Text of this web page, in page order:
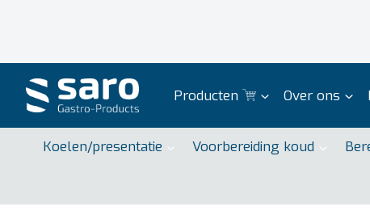
Producten Over ons
Koelen/presentatie Voorbereiding koud